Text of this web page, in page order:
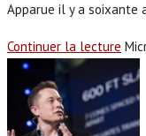
Apparue il y a soixante
Continuer la lecture